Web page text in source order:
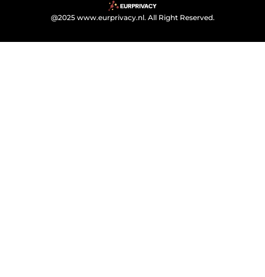
@2025 www.eurprivacy.nl. All Right Reserved.